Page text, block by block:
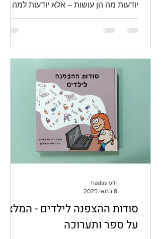
יודעות מה הן עושות – אלא יודעות למה הן
עושות את זה. מור רובין מארי ...
סודות ההצפנה לילדים - המלצה
על ספר ותערוכה
hadas ofir
8 במאי 2025